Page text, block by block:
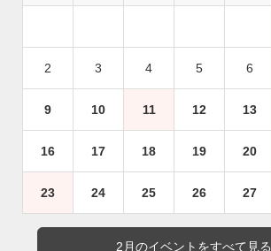
2 3 4 5 6
9 10 11 12 13
16 17 18 19 20
23 24 25 26 27
2月のイベントをすべて見る